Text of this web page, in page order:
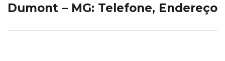
post:
Dumont – MG: Telefone, Endereço